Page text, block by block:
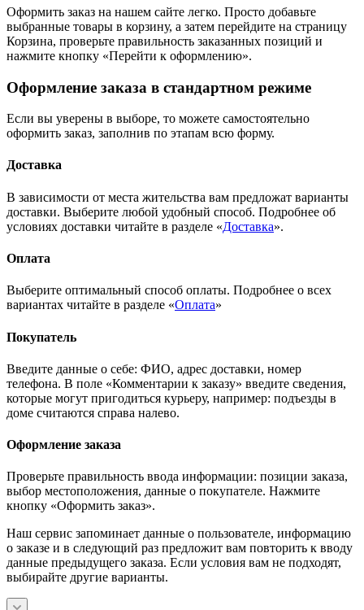
Оформить заказ на нашем сайте легко. Просто добавьте
выбранные товары в корзину, а затем перейдите на страницу
Корзина, проверьте правильность заказанных позиций и
нажмите кнопку «Перейти к оформлению».
Оформление заказа в стандартном режиме
Если вы уверены в выборе, то можете самостоятельно
оформить заказ, заполнив по этапам всю форму.
Доставка
В зависимости от места жительства вам предложат варианты
доставки. Выберите любой удобный способ. Подробнее об
условиях доставки читайте в разделе «Доставка».
Оплата
Выберите оптимальный способ оплаты. Подробнее о всех
вариантах читайте в разделе «Оплата»
Покупатель
Введите данные о себе: ФИО, адрес доставки, номер
телефона. В поле «Комментарии к заказу» введите сведения,
которые могут пригодиться курьеру, например: подъезды в
доме считаются справа налево.
Оформление заказа
Проверьте правильность ввода информации: позиции заказа,
выбор местоположения, данные о покупателе. Нажмите
кнопку «Оформить заказ».
Наш сервис запоминает данные о пользователе, информацию
о заказе и в следующий раз предложит вам повторить к вводу
данные предыдущего заказа. Если условия вам не подходят,
выбирайте другие варианты.